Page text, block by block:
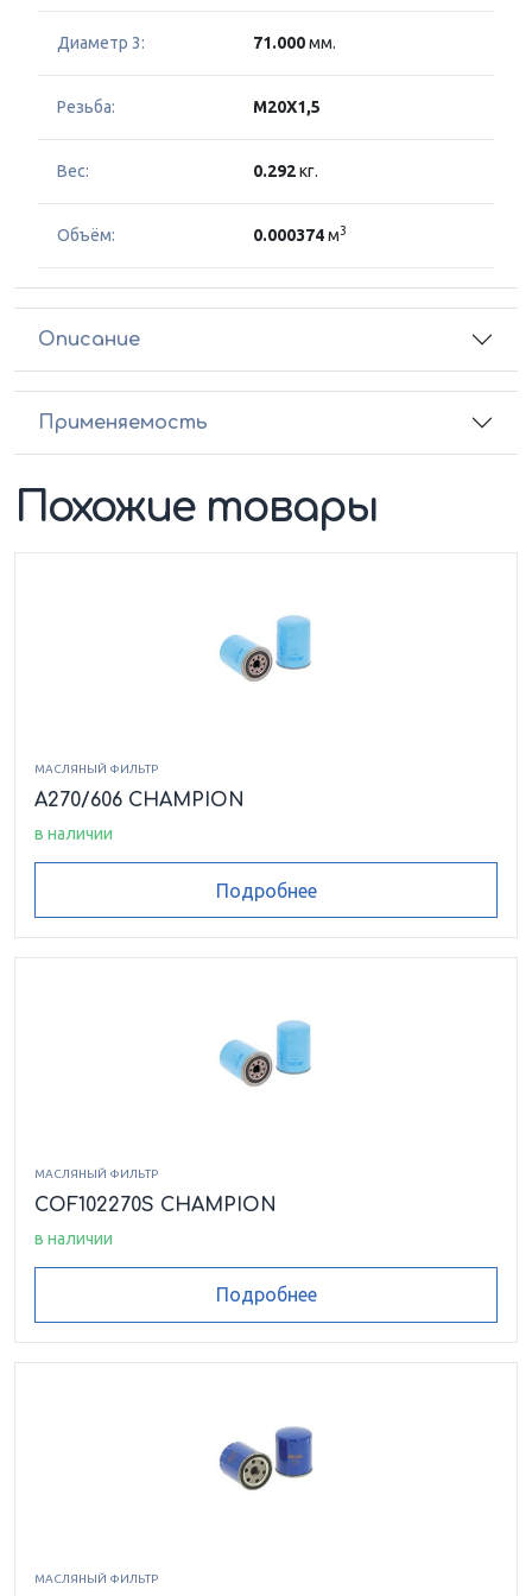
Диаметр 3: 71.000мм.
Резьба: M20X1,5
Вес: 0.292кг.
Объём: 0.000374м3
Описание
Применяемость
Похожие товары
МАСЛЯНЫЙ ФИЛЬТР
A270/606 CHAMPION
в наличии
Подробнее
МАСЛЯНЫЙ ФИЛЬТР
COF102270S CHAMPION
в наличии
Подробнее
МАСЛЯНЫЙ ФИЛЬТР